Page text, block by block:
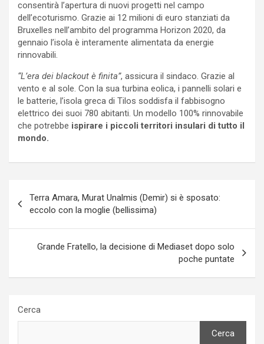
consentirà l’apertura di nuovi progetti nel campo
dell’ecoturismo. Grazie ai 12 milioni di euro stanziati da
Bruxelles nell’ambito del programma Horizon 2020, da
gennaio l’isola è interamente alimentata da energie
rinnovabili.
“L’era dei blackout è finita”, assicura il sindaco. Grazie al
vento e al sole. Con la sua turbina eolica, i pannelli solari e
le batterie, l’isola greca di Tilos soddisfa il fabbisogno
elettrico dei suoi 780 abitanti. Un modello 100% rinnovabile
che potrebbe ispirare i piccoli territori insulari di tutto il
mondo.
articoli
Terra Amara, Murat Unalmis (Demir) si è sposato:
eccolo con la moglie (bellissima)
Grande Fratello, la decisione di Mediaset dopo solo
poche puntate
Cerca
Cerca